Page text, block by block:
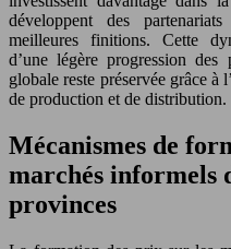
développent des
meilleures finitions. Cette
d’une légère progression
globale reste préservée grâce à
de production et de distribution.
Mécanismes de
marchés informels
provinces